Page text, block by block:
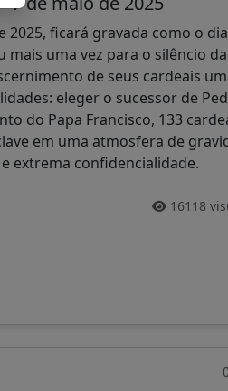
2025, ficará gravada como o
mais uma vez para o silêncio
de seus cardeais
eleger o sucessor de
do Papa Francisco, 133
em uma atmosfera de
extrema confidencialidade.
16118